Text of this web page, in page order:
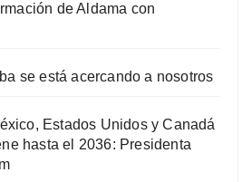
de Aldama con
se está acercando a nosotros
Estados Unidos y Canadá
hasta el 2036: Presidenta